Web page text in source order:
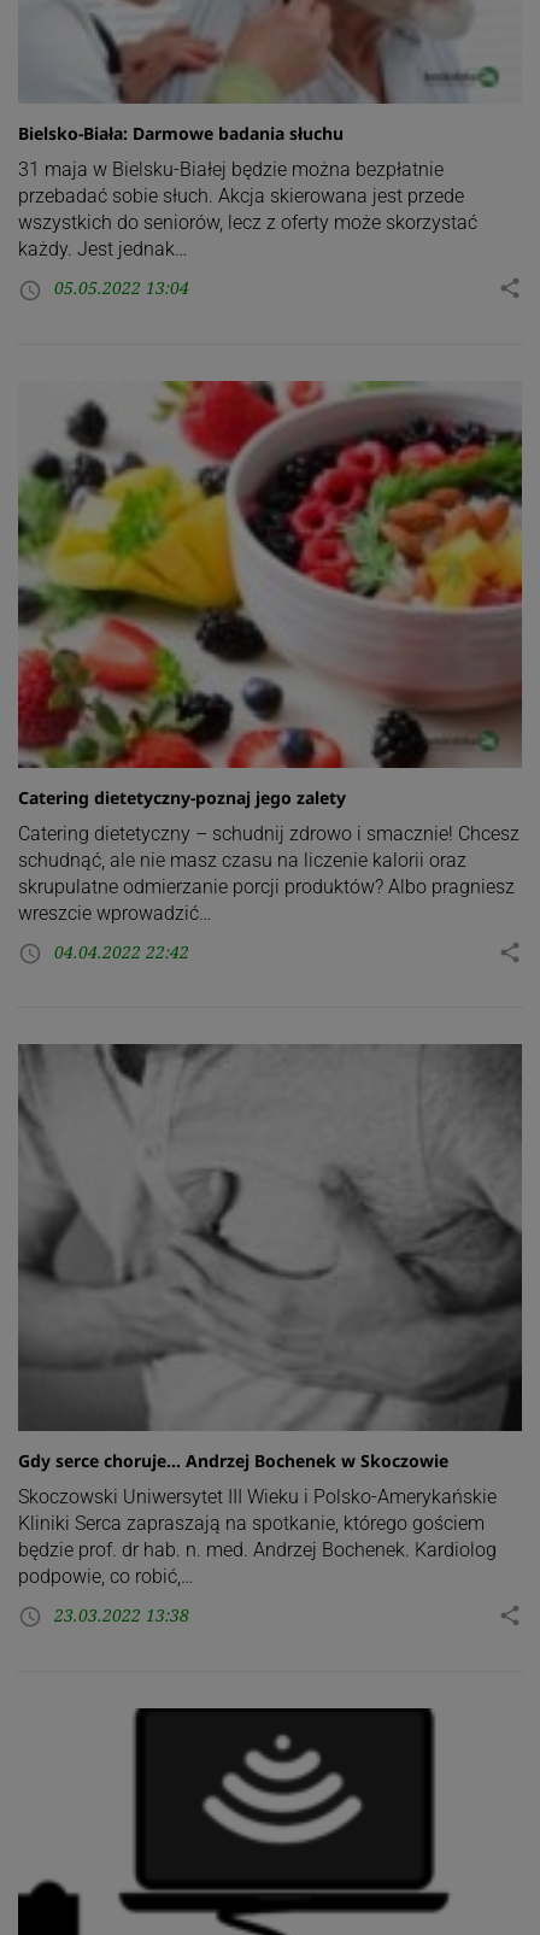
Bielsko-Biała: Darmowe badania słuchu
31 maja w Bielsku-Białej będzie można bezpłatnie
przebadać sobie słuch. Akcja skierowana jest przede
wszystkich do seniorów, lecz z oferty może skorzystać
każdy. Jest jednak…
access_time 05.05.2022 13:04 share
Catering dietetyczny-poznaj jego zalety
Catering dietetyczny – schudnij zdrowo i smacznie! Chcesz
schudnąć, ale nie masz czasu na liczenie kalorii oraz
skrupulatne odmierzanie porcji produktów? Albo pragniesz
wreszcie wprowadzić…
access_time 04.04.2022 22:42 share
Gdy serce choruje… Andrzej Bochenek w Skoczowie
Skoczowski Uniwersytet III Wieku i Polsko-Amerykańskie
Kliniki Serca zapraszają na spotkanie, którego gościem
będzie prof. dr hab. n. med. Andrzej Bochenek. Kardiolog
podpowie, co robić,…
access_time 23.03.2022 13:38 share